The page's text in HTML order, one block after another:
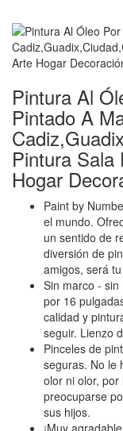
Pintura Al
Pintado A
Pintura
Hogar
Paint by
el mundo.
un sentido de
diversión de
amigos, será
Sin marco -
por 16
calidad y
seguir. Lienzo
Pinceles de
seguras. No le
olor ni olor,
preocuparse
sus hijos.
¡Muy